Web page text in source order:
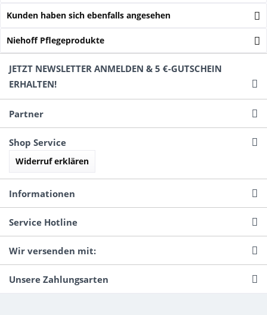
Kunden haben sich ebenfalls angesehen
Niehoff Pflegeprodukte
JETZT NEWSLETTER ANMELDEN & 5 €-GUTSCHEIN
ERHALTEN!
Partner
Shop Service
Widerruf erklären
Informationen
Service Hotline
Wir versenden mit:
Unsere Zahlungsarten